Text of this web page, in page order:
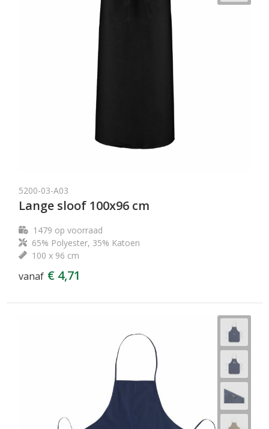
5200-03-A03
Lange sloof 100x96 cm
1479 op voorraad
65% Polyester, 35% Katoen
100 x 96 cm
vanaf € 4,71